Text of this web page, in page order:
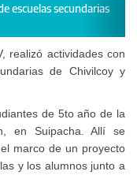
Se abordaron temas de
realizó actividades con
de Chivilcoy y
de 5to año de la
en Suipacha. Allí se
marco de un proyecto
y los alumnos junto a